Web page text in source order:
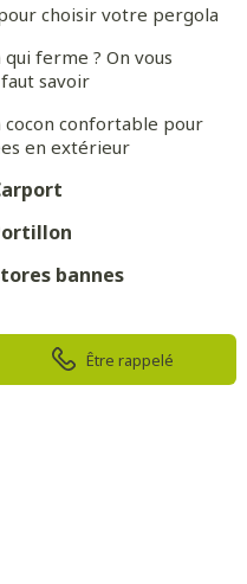
choisir votre pergola
ferme ? On vous
savoir
cocon confortable pour
en extérieur
bannes
Être rappelé